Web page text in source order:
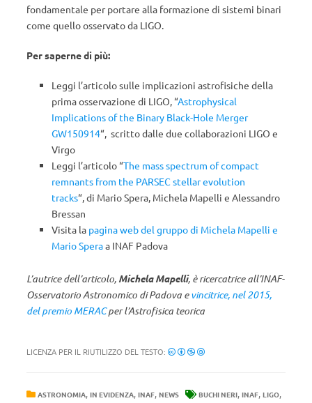
fondamentale per portare alla formazione di sistemi binari
come quello osservato da LIGO.
Per saperne di più:
Leggi l’articolo sulle implicazioni astrofisiche della
prima osservazione di LIGO, “Astrophysical
Implications of the Binary Black-Hole Merger
GW150914“, scritto dalle due collaborazioni LIGO e
Virgo
Leggi l’articolo “The mass spectrum of compact
remnants from the PARSEC stellar evolution
tracks“, di Mario Spera, Michela Mapelli e Alessandro
Bressan
Visita la pagina web del gruppo di Michela Mapelli e
Mario Speraa INAF Padova
L’autrice dell’articolo, Michela Mapelli, è ricercatrice all’INAF-
Osservatorio Astronomico di Padova evincitrice, nel 2015,
del premio MERACper l’Astrofisica teorica
LICENZA PER IL RIUTILIZZO DEL TESTO:
ASTRONOMIA, IN EVIDENZA, INAF, NEWS BUCHI NERI, INAF, LIGO,